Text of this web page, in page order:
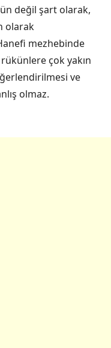
değil şart olarak,
olarak
mezhebinde
çok yakın
ve
olmaz.